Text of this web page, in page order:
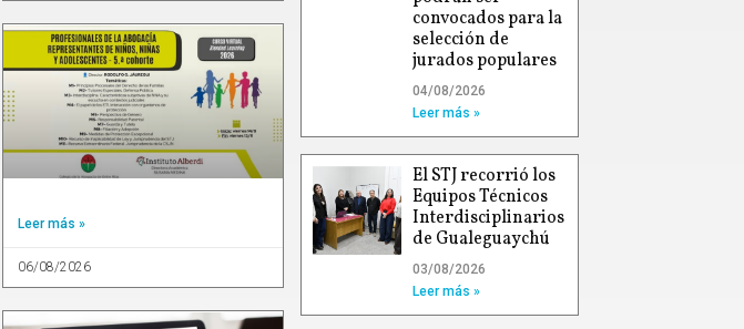
Leer más »
06/08/2026
convocados para la
selección de
jurados populares
04/08/2026
Leer más »
El STJ recorrió los
Equipos Técnicos
Interdisciplinarios
de Gualeguaychú
03/08/2026
Leer más »